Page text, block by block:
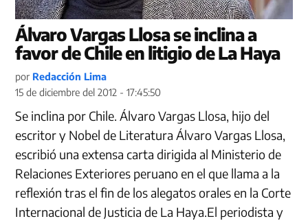
Álvaro Vargas Llosa se inclina a
favor de Chile en litigio de La Haya
por Redacción Lima
15 de diciembre del 2012 - 17:45:50
Se inclina por Chile. Álvaro Vargas Llosa, hijo del
escritor y Nobel de Literatura Álvaro Vargas Llosa,
escribió una extensa carta dirigida al Ministerio de
Relaciones Exteriores peruano en el que llama a la
reflexión tras el fin de los alegatos orales en la Corte
Internacional de Justicia de La Haya.El periodista y